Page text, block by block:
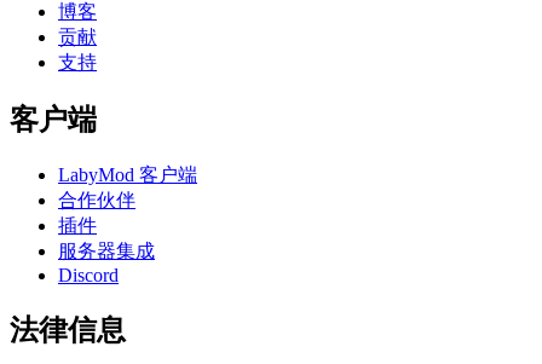
博客
贡献
支持
客户端
LabyMod 客户端
合作伙伴
插件
服务器集成
Discord
法律信息